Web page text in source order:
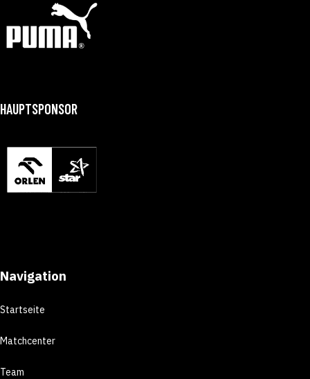
HAUPTSPONSOR
Navigation
Startseite
Matchcenter
Team